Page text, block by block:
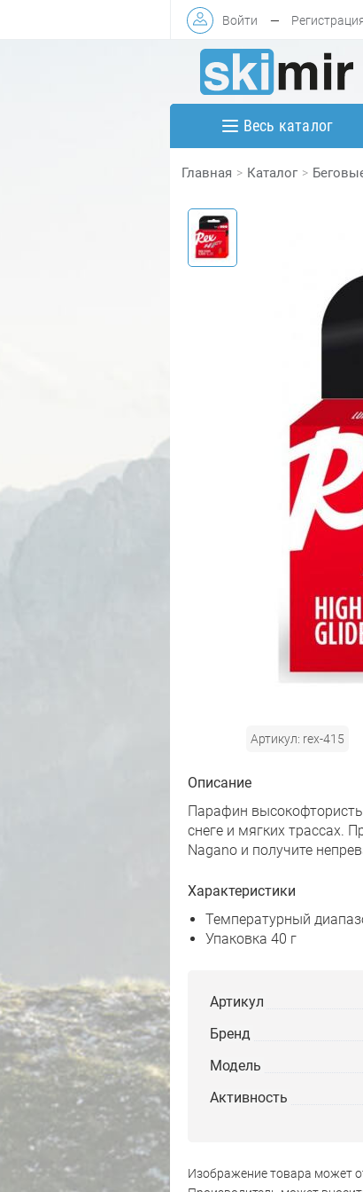
Войти —
Весь каталог
Главная Каталог
Артикул: rex-415
Описание
Парафин
снеге и мягких трассах.
Nagano и получите
Характеристики
Температурный
Упаковка 40 г
Артикул
Бренд
Модель
Активность
Изображение товара может